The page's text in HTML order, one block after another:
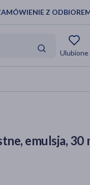
Z
Ulubione
emulsja, 30